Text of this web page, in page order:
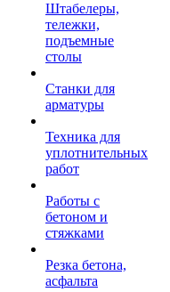
Штабелеры,
тележки,
подъемные
столы
Станки для
арматуры
Техника для
уплотнительных
работ
Работы с
бетоном и
стяжками
Резка бетона,
асфальта